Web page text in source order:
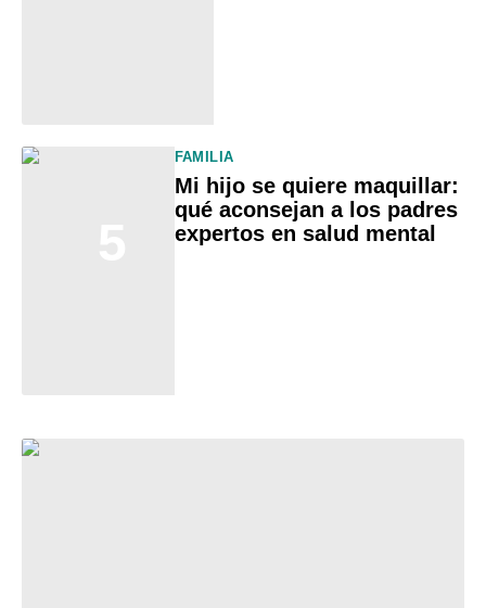
FAMILIA
Mi hijo se quiere maquillar:
qué aconsejan a los padres
expertos en salud mental